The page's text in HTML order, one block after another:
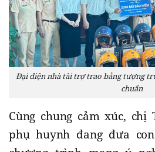
Đại diện nhà tài trợ trao bảng tượng
chuẩn
Cùng chung cảm xúc,
phụ huynh đang đưa